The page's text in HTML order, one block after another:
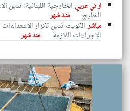
ار تي عربي الخارجية اللبنانية: ندين
الخليج
منذ شهر
مباشر الكويت تدين تكرار
الإجراءات اللازمة منذ شهر